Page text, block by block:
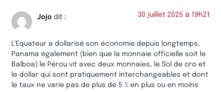
Jojo dit : 30 juillet 2025 à 19h21
L’Equateur a dollarisé son économie depuis longtemps,
Panama également (bien que la monnaie officielle soit le
Balboa) le Pérou vit avec deux monnaies, le Sol de oro et
le dollar qui sont pratiquement interchangeables et dont
le taux ne varie pas de plus de 5 % en plus ou en moins